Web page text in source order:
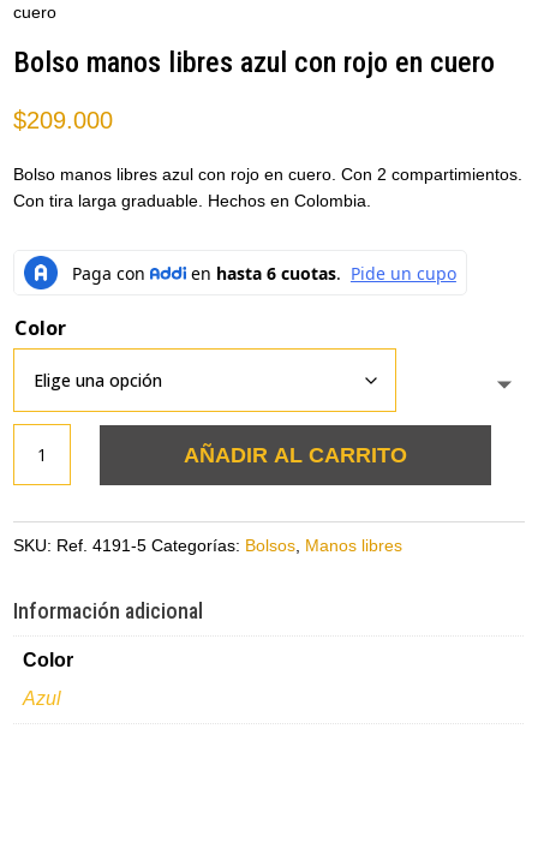
cuero
Bolso manos libres azul con rojo en cuero
$209.000
Bolso manos libres azul con rojo en cuero. Con 2 compartimientos.
Con tira larga graduable. Hechos en Colombia.
Color
azul
rojo
en
cuero
cantidad
AÑADIR AL CARRITO
SKU: Ref. 4191-5 Categorías: Bolsos, Manos libres
Información adicional
Color
Azul